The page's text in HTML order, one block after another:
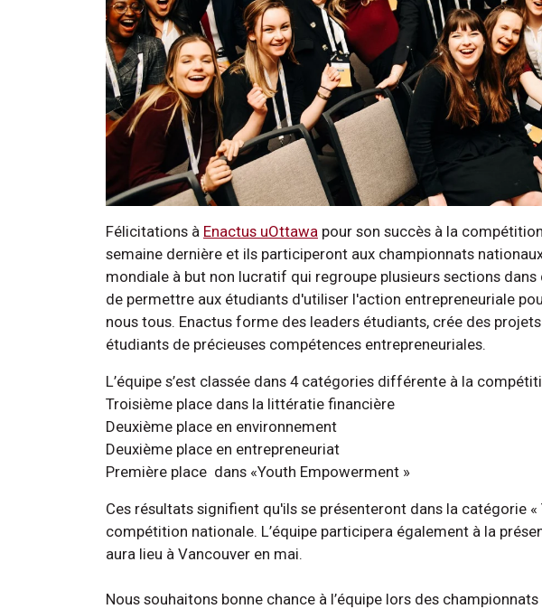
Félicitations à Enactus uOttawa pour son succès à la
semaine dernière et ils participeront aux championnats
mondiale à but non lucratif qui regroupe plusieurs sections
de permettre aux étudiants d'utiliser l'action entrepreneuriale
nous tous. Enactus forme des leaders étudiants, crée des
étudiants de précieuses compétences entrepreneuriales.
L’équipe s’est classée dans 4 catégories différente à la
Troisième place dans la littératie financière
Deuxième place en environnement
Deuxième place en entrepreneuriat
Première place dans «Youth Empowerment »
Ces résultats signifient qu'ils se présenteront dans la catégorie
compétition nationale. L’équipe participera également à la
aura lieu à Vancouver en mai.
Nous souhaitons bonne chance à l’équipe lors des